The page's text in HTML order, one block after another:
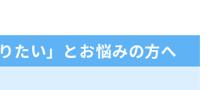
たい」とお悩みの方へ